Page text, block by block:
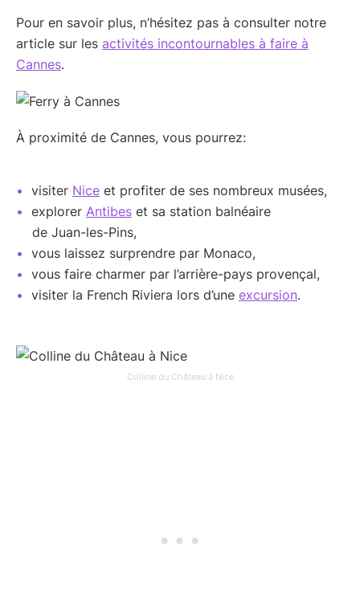
Pour en savoir plus, n’hésitez pas à consulter notre
article sur les activités incontournables à faire à
Cannes.
À proximité de Cannes, vous pourrez:
visiter Nice et profiter de ses nombreux musées,
explorer Antibes et sa station balnéaire
de Juan-les-Pins,
vous laissez surprendre par Monaco,
vous faire charmer par l’arrière-pays provençal,
visiter la French Riviera lors d’une excursion.
Colline du Château à Nice